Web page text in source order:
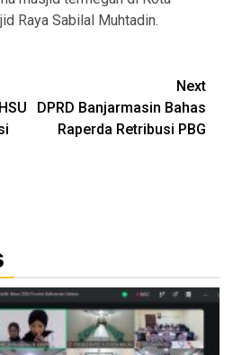
Raya Sabilal Muhtadin.
Next
DPRD Banjarmasin Bahas
Raperda Retribusi PBG